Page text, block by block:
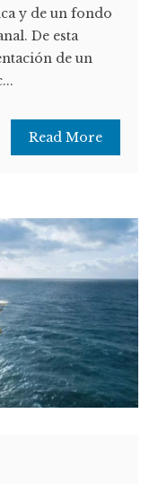
y de un fondo
De esta
de un
Read More